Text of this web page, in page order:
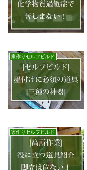
家作りセルフビルド
家作りセルフビルド